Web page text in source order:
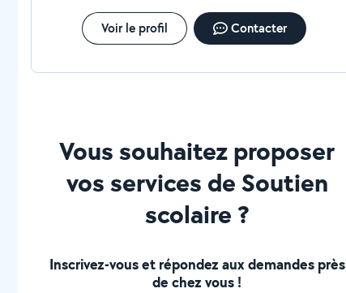
Voir le profil Contacter
Vous souhaitez proposer
vos services de Soutien
scolaire ?
Inscrivez-vous et répondez aux demandes près
de chez vous !